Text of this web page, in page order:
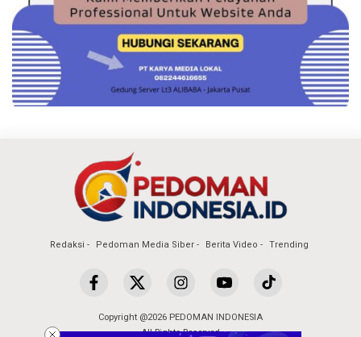
Redaksi Pedoman Media Siber Berita Video Trending
Copyright @2026 PEDOMAN INDONESIA
All Rights Reserved